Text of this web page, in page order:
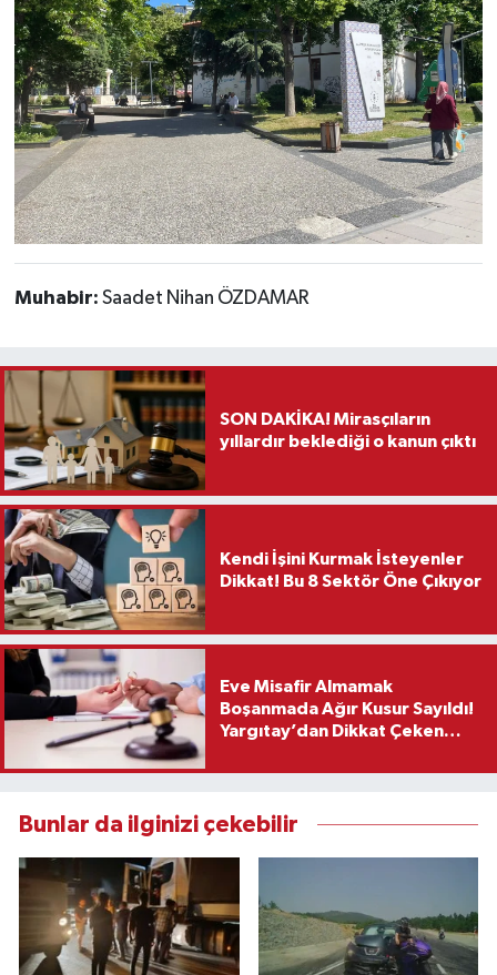
Muhabir: Saadet Nihan ÖZDAMAR
SON DAKİKA! Mirasçıların
yıllardır beklediği o kanun çıktı
Kendi İşini Kurmak İsteyenler
Dikkat! Bu 8 Sektör Öne Çıkıyor
Eve Misafir Almamak
Boşanmada Ağır Kusur Sayıldı!
Yargıtay’dan Dikkat Çeken
Bunlar da ilginizi çekebilir